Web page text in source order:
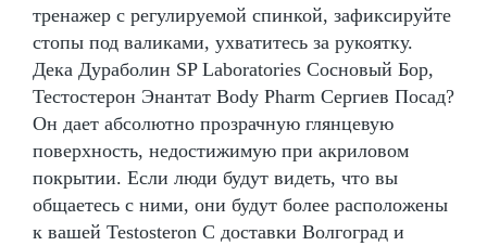
тренажер с регулируемой спинкой, зафиксируйте
стопы под валиками, ухватитесь за рукоятку.
Дека Дураболин SP Laboratories Сосновый Бор,
Тестостерон Энантат Body Pharm Сергиев Посад?
Он дает абсолютно прозрачную глянцевую
поверхность, недостижимую при акриловом
покрытии. Если люди будут видеть, что вы
общаетесь с ними, они будут более расположены
к вашей Testosteron C доставки Волгоград и